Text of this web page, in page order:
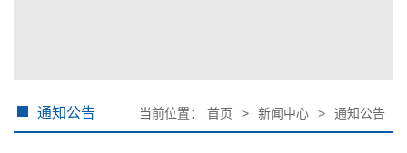
通知公告 当前位置： 首页 > 新闻中心 > 通知公告